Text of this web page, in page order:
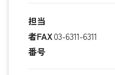
担当
者FAX
番号
03-6311-6311